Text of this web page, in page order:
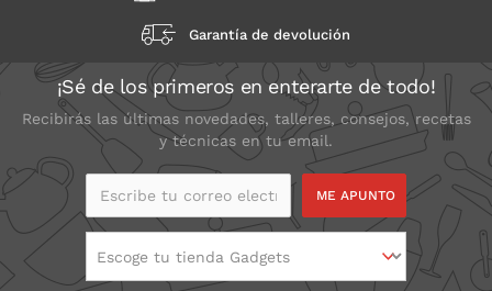
Garantía de devolución
¡Sé de los primeros en enterarte de todo!
Recibirás las últimas novedades, talleres, consejos, recetas
y técnicas en tu email.
Escribe tu correo
Escoge tu tienda Gadgets